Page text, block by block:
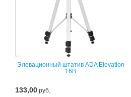
Элевационный штатив ADA Elevation
16B
133,00 руб.